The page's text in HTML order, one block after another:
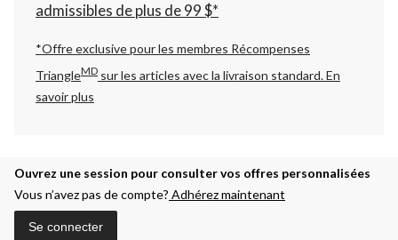
admissibles de plus de 99 $*
*Offre exclusive pour les membres Récompenses
TriangleMD sur les articles avec la livraison standard.En
savoir plus
Ouvrez une session pour consulter vos offres personnalisées
Vous n’avez pas de compte? Adhérez maintenant
Se connecter